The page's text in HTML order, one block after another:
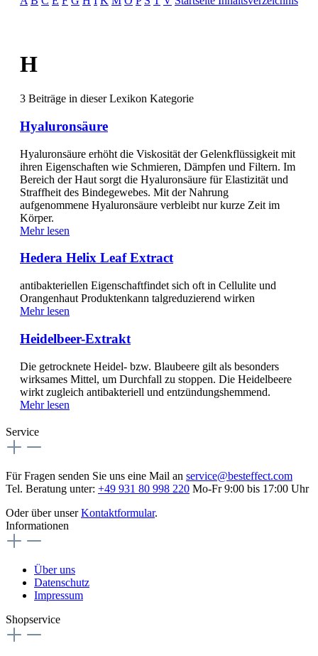
H
3 Beiträge in dieser Lexikon Kategorie
Hyaluronsäure
Hyaluronsäure erhöht die Viskosität der Gelenkflüssigkeit mit
ihren Eigenschaften wie Schmieren, Dämpfen und Filtern. Im
Bereich der Haut sorgt die Hyaluronsäure für Elastizität und
Straffheit des Bindegewebes. Mit der Nahrung
aufgenommene Hyaluronsäure verbleibt nur kurze Zeit im
Körper.
Mehr lesen
Hedera Helix Leaf Extract
antibakteriellen Eigenschaftfindet sich oft in Cellulite und
Orangenhaut Produktenkann talgreduzierend wirken
Mehr lesen
Heidelbeer-Extrakt
Die getrocknete Heidel- bzw. Blaubeere gilt als besonders
wirksames Mittel, um Durchfall zu stoppen. Die Heidelbeere
wirkt zugleich antibakteriell und entzündungshemmend.
Mehr lesen
Service
Für Fragen senden Sie uns eine Mail an service@besteffect.com
Tel. Beratung unter: +49 931 80 998 220 Mo-Fr 9:00 bis 17:00 Uhr
Oder über unserKontaktformular.
Informationen
Über uns
Datenschutz
Impressum
Shopservice